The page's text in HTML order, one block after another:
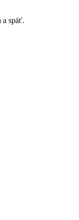
a späť.